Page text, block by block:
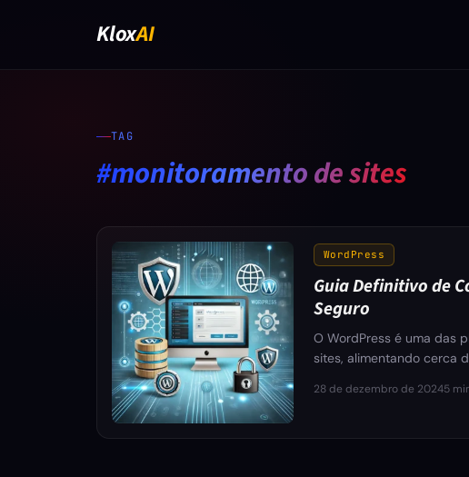
KloxAI
TAG
#monitoramento de sites
WordPress
Guia Definitivo de
Seguro
O WordPress é uma das
sites, alimentando cerca
28 de dezembro de 20245